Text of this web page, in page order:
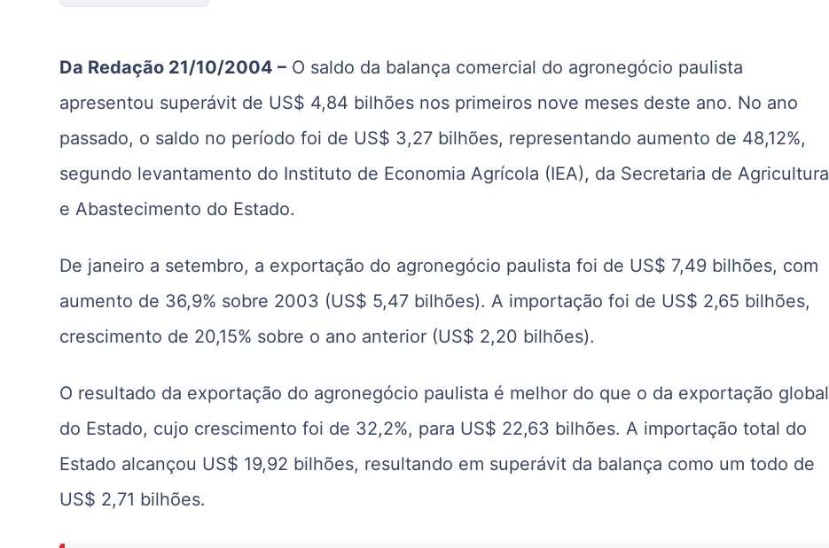
Da Redação 21/10/2004 – O saldo da balança comercial do agronegócio paulista
apresentou superávit de US$ 4,84 bilhões nos primeiros nove meses deste ano. No ano
passado, o saldo no período foi de US$ 3,27 bilhões, representando aumento de 48,12%,
segundo levantamento do Instituto de Economia Agrícola (IEA), da Secretaria de Agricultura
e Abastecimento do Estado.
De janeiro a setembro, a exportação do agronegócio paulista foi de US$ 7,49 bilhões, com
aumento de 36,9% sobre 2003 (US$ 5,47 bilhões). A importação foi de US$ 2,65 bilhões,
crescimento de 20,15% sobre o ano anterior (US$ 2,20 bilhões).
O resultado da exportação do agronegócio paulista é melhor do que o da exportação global
do Estado, cujo crescimento foi de 32,2%, para US$ 22,63 bilhões. A importação total do
Estado alcançou US$ 19,92 bilhões, resultando em superávit da balança como um todo de
US$ 2,71 bilhões.